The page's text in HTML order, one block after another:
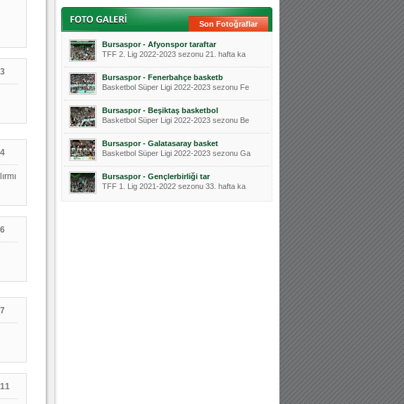
3
4
6
7
11
Son Fotoğraflar
Bursaspor - Afyonspor taraftar
TFF 2. Lig 2022-2023 sezonu 21. hafta ka
Bursaspor - Fenerbahçe basketb
Basketbol Süper Ligi 2022-2023 sezonu Fe
Bursaspor - Beşiktaş basketbol
Basketbol Süper Ligi 2022-2023 sezonu Be
Bursaspor - Galatasaray basket
Basketbol Süper Ligi 2022-2023 sezonu Ga
Bursaspor - Gençlerbirliği tar
TFF 1. Lig 2021-2022 sezonu 33. hafta ka